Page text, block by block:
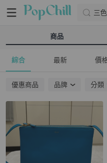
三色
商品
綜合 最新 價
優惠商品 品牌 分類